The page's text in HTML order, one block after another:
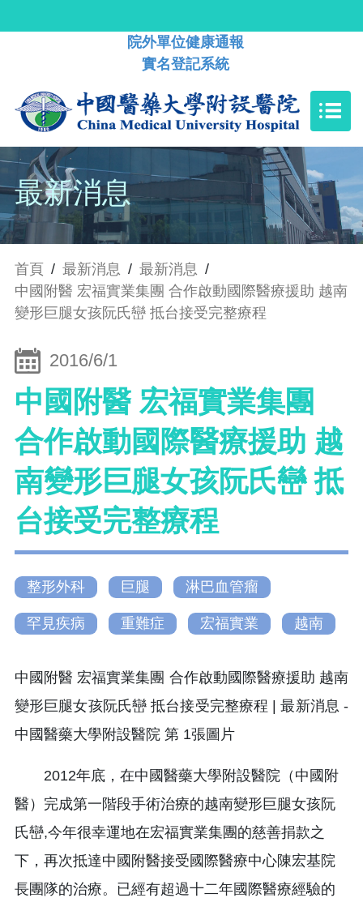
院外單位健康通報
實名登記系統
最新消息
首頁 / 最新消息 / 最新消息 /
中國附醫 宏福實業集團 合作啟動國際醫療援助 越南
變形巨腿女孩阮氏巒 抵台接受完整療程
2016/6/1
中國附醫 宏福實業集團
合作啟動國際醫療援助 越
南變形巨腿女孩阮氏巒 抵
台接受完整療程
整形外科 巨腿 淋巴血管瘤
罕見疾病 重難症 宏福實業 越南
2012年底，在中國醫藥大學附設醫院（中國附
醫）完成第一階段手術治療的越南變形巨腿女孩阮
氏巒,今年很幸運地在宏福實業集團的慈善捐款之
下，再次抵達中國附醫接受國際醫療中心陳宏基院
長團隊的治療。已經有超過十二年國際醫療經驗的